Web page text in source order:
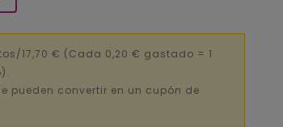
17,70 € (Cada 0,20 € gastado = 1
pueden convertir en un cupón de